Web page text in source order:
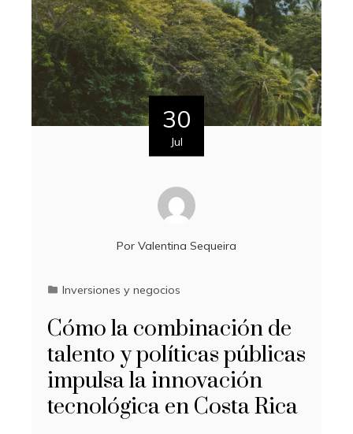
30
Jul
Por Valentina Sequeira
Inversiones y negocios
Cómo la combinación de
talento y políticas públicas
impulsa la innovación
tecnológica en Costa Rica